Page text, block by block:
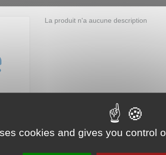
La produit n'a aucune description
20.00 €
cookies and gives you control